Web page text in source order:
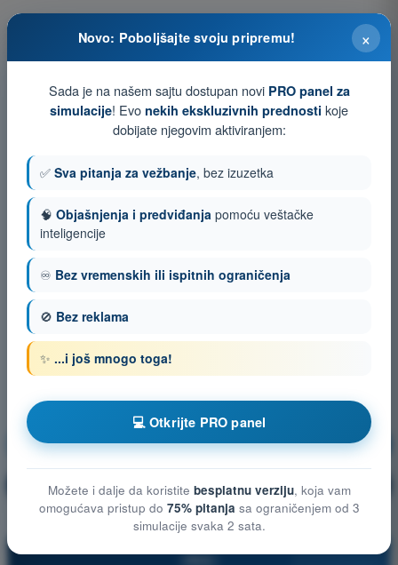
Meteorologija Vežbanje!
🔒 PRO Objašnjenje pitanja
×
Novo: Poboljšajte svoju pripremu!
Sada je na našem sajtu dostupan novi PRO panel za
simulacije! Evo nekih ekskluzivnih prednosti koje
dobijate njegovim aktiviranjem:
✅ Sva pitanja za vežbanje, bez izuzetka
🧠 Objašnjenja i predviđanja pomoću veštačke
inteligencije
♾️ Bez vremenskih ili ispitnih ograničenja
🚫 Bez reklama
✨ ...i još mnogo toga!
💻 Otkrijte PRO panel
Možete i dalje da koristite besplatnu verziju, koja vam
omogućava pristup do 75% pitanja sa ograničenjem od 3
simulacije svaka 2 sata.